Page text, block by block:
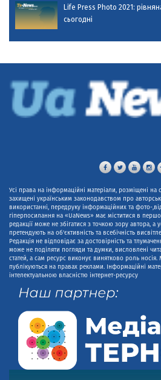
Life Press Photo 2021:
сьогодні
Усі права на інформаційні матеріали, розміщені на
захищені українським законодавством про
використанні, передруку інформаційних та фото-
гіперпосилання на «UaNews» має міститися в
редакції може не збігатися з точкою зору автора, а
претендують на об'єктивність та всебічність
Редакція не відповідає за достовірність та
може не поділяти погляди та думки, висловлені
статей, а сам ресурс виконує винятково роль носія.
публікуються на правах реклами. Інформаційні
інтелектуальною власністю інтернет-ресурсу